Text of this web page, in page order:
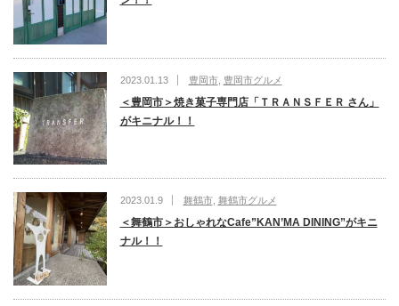
2023.01.13 豊岡市, 豊岡市グルメ
＜豊岡市＞焼き菓子専門店「ＴＲＡＮＳＦＥＲ さん」
がキニナル！！
2023.01.9 舞鶴市, 舞鶴市グルメ
＜舞鶴市＞おしゃれなCafe”KAN’MA DINING”がキニ
ナル！！